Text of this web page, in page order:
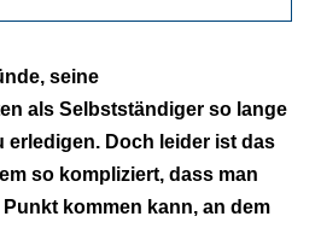
führen
seine
als Selbstständiger so lange
erledigen. Doch leider ist das
so kompliziert, dass man
kommen kann, an dem